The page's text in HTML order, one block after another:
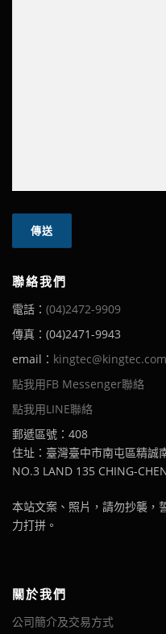
聯絡我們
電話： (04)2472-9909
傳真：(04)2471-9943
email：
點我用FB Messenger聯絡
點我用LINE聯絡
郵遞區號：408
住址：臺灣臺中市南屯區精誠
NO.3 LAND 135 CHING-
本站文案、照片，請勿抄襲，
力打拼。
關於我們
公司簡介及交易方式